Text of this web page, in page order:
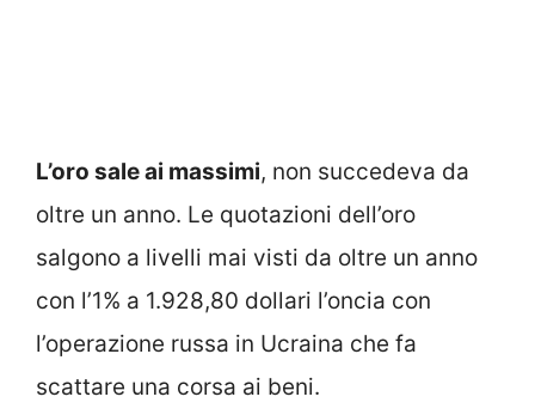
L’oro sale ai massimi, non succedeva da
oltre un anno. Le quotazioni dell’oro
salgono a livelli mai visti da oltre un anno
con l’1% a 1.928,80 dollari l’oncia con
l’operazione russa in Ucraina che fa
scattare una corsa ai beni.